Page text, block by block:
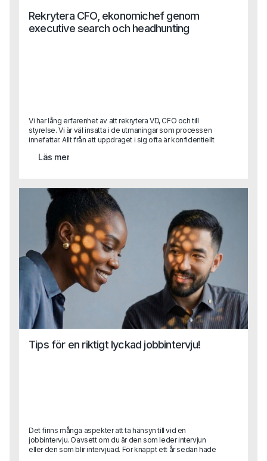
Rekrytera CFO, ekonomichef genom
executive search och headhunting
Vi har lång erfarenhet av att rekrytera VD, CFO och till
styrelse. Vi är väl insatta i de utmaningar som processen
innefattar. Allt från att uppdraget i sig ofta är konfidentiellt
redan sitter på en bra position. Dessutom vet vi att det
plötsligt uppstått ett behov av en specialistkompetens?
Hör av dig till oss!
Läs mer
Tips för en riktigt lyckad jobbintervju!
Det finns många aspekter att ta hänsyn till vid en
jobbintervju. Oavsett om du är den som leder intervjun
eller den som blir intervjuad. För knappt ett år sedan hade